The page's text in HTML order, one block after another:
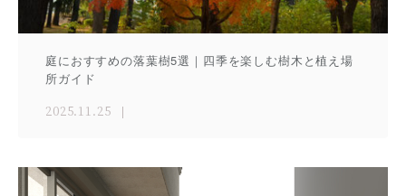
庭におすすめの落葉樹5選｜四季を楽しむ樹木と植え場
所ガイド
2025.11.25